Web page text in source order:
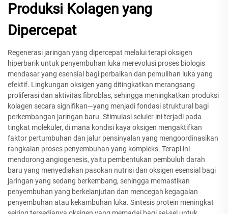
Produksi Kolagen yang
Dipercepat
Regenerasi jaringan yang dipercepat melalui terapi oksigen
hiperbarik untuk penyembuhan luka merevolusi proses biologis
mendasar yang esensial bagi perbaikan dan pemulihan luka yang
efektif. Lingkungan oksigen yang ditingkatkan merangsang
proliferasi dan aktivitas fibroblas, sehingga meningkatkan produksi
kolagen secara signifikan—yang menjadi fondasi struktural bagi
perkembangan jaringan baru. Stimulasi seluler ini terjadi pada
tingkat molekuler, di mana kondisi kaya oksigen mengaktifkan
faktor pertumbuhan dan jalur pensinyalan yang mengoordinasikan
rangkaian proses penyembuhan yang kompleks. Terapi ini
mendorong angiogenesis, yaitu pembentukan pembuluh darah
baru yang menyediakan pasokan nutrisi dan oksigen esensial bagi
jaringan yang sedang berkembang, sehingga memastikan
penyembuhan yang berkelanjutan dan mencegah kegagalan
penyembuhan atau kekambuhan luka. Sintesis protein meningkat